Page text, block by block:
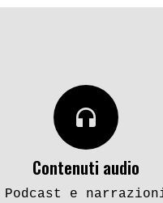
headphones
Contenuti audio
Podcast e